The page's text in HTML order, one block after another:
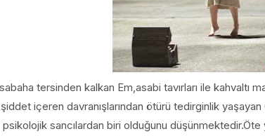
tersinden kalkan Em,asabi tavırları ile kahvaltı
içeren davranışlarından ötürü tedirginlik
sancılardan biri olduğunu